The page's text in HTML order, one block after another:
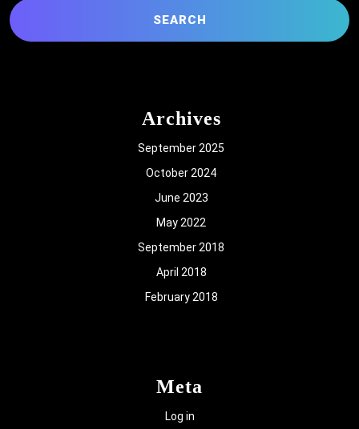
Archives
September 2025
October 2024
June 2023
May 2022
September 2018
April 2018
February 2018
Meta
Log in